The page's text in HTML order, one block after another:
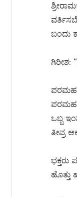
ಬಂದು
ಗಿರೀಶ:
ಒಬ್ಬ
ತೀವ್ರ
ಹೊತ್ತು